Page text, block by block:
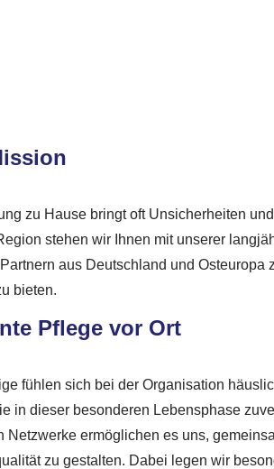
zu Hause bringt oft Unsicherheiten
stehen wir Ihnen mit unserer
aus Deutschland und Osteuropa
bieten.
Pflege vor Ort
fühlen sich bei der Organisation
in dieser besonderen Lebensphase
Netzwerke ermöglichen es uns,
zu gestalten. Dabei legen wir